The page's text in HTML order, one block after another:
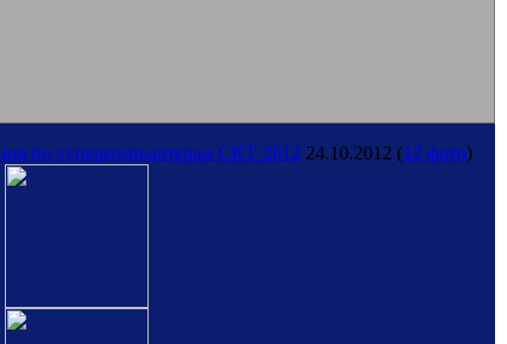
по суперкомпьютерам СКТ-2012 24.10.2012 (12 фото)